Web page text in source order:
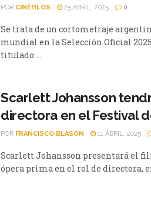
POR CINÉFILOS 25 ABRIL, 2025 0
Se trata de un cortometraje
mundial en la Selección Oficial
titulado ...
Scarlett Johansson
directora en el Festival
POR FRANCISCO BLASON 11 ABRIL, 2025
Scarlett Johansson presentará el
ópera prima en el rol de directora,